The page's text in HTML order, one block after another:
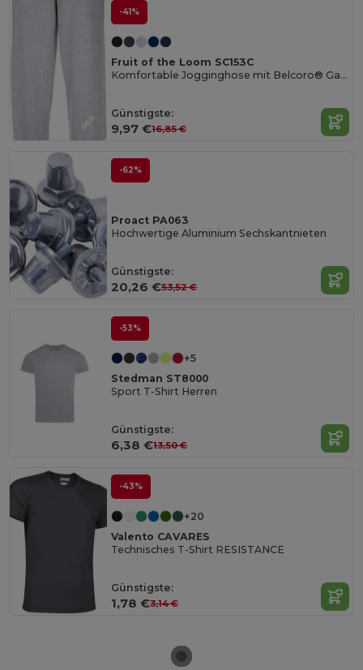
-41%
Fruit of the Loom SC153C
Komfortable Jogginghose mit Belcoro® Garn
Günstigste:
9,97 €16,85 €
-62%
Proact PA063
Hochwertige Aluminium Sechskantnieten
Günstigste:
20,26 €53,52 €
-53%
+5
Stedman ST8000
Sport T-Shirt Herren
Günstigste:
6,38 €13,50 €
-43%
+20
Valento CAVARES
Technisches T-Shirt RESISTANCE
Günstigste:
1,78 €3,14 €